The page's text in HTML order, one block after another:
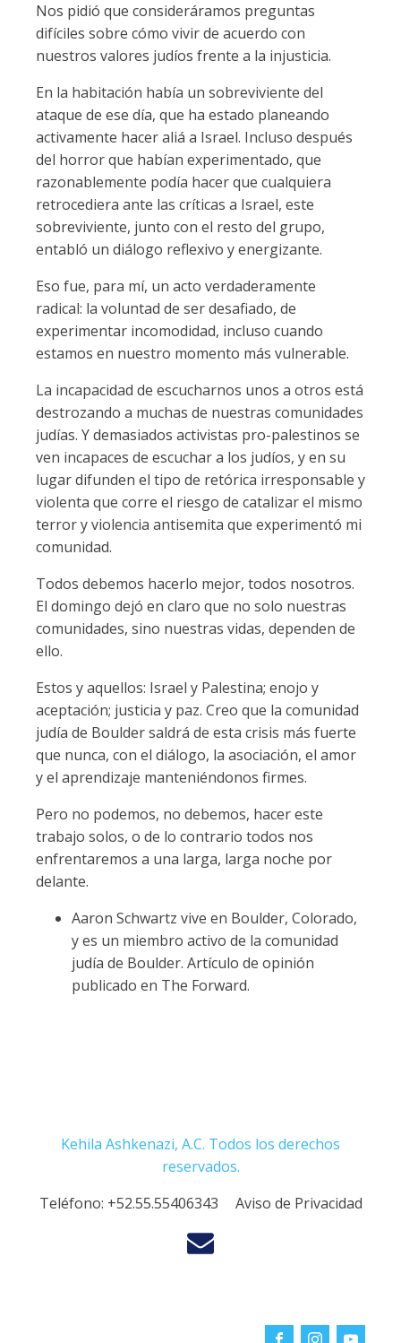
Nos pidió que consideráramos preguntas
difíciles sobre cómo vivir de acuerdo con
nuestros valores judíos frente a la injusticia.
En la habitación había un sobreviviente del
ataque de ese día, que ha estado planeando
activamente hacer aliá a Israel. Incluso después
del horror que habían experimentado, que
razonablemente podía hacer que cualquiera
retrocediera ante las críticas a Israel, este
sobreviviente, junto con el resto del grupo,
entabló un diálogo reflexivo y energizante.
Eso fue, para mí, un acto verdaderamente
radical: la voluntad de ser desafiado, de
experimentar incomodidad, incluso cuando
estamos en nuestro momento más vulnerable.
La incapacidad de escucharnos unos a otros está
destrozando a muchas de nuestras comunidades
judías. Y demasiados activistas pro-palestinos se
ven incapaces de escuchar a los judíos, y en su
lugar difunden el tipo de retórica irresponsable y
violenta que corre el riesgo de catalizar el mismo
terror y violencia antisemita que experimentó mi
comunidad.
Todos debemos hacerlo mejor, todos nosotros.
El domingo dejó en claro que no solo nuestras
comunidades, sino nuestras vidas, dependen de
ello.
Estos y aquellos: Israel y Palestina; enojo y
aceptación; justicia y paz. Creo que la comunidad
judía de Boulder saldrá de esta crisis más fuerte
que nunca, con el diálogo, la asociación, el amor
y el aprendizaje manteniéndonos firmes.
Pero no podemos, no debemos, hacer este
trabajo solos, o de lo contrario todos nos
enfrentaremos a una larga, larga noche por
delante.
Aaron Schwartz vive en Boulder, Colorado,
y es un miembro activo de la comunidad
judía de Boulder. Artículo de opinión
publicado en The Forward.
Kehila Ashkenazi, A.C. Todos los derechos
reservados.
Teléfono: +52.55.55406343 Aviso de Privacidad